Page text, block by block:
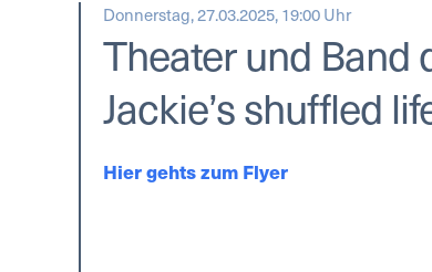
Donnerstag, 27.03.2025, 19:00 Uhr
Theater und Band
Jackie’s shuffled
Hier gehts zum Flyer